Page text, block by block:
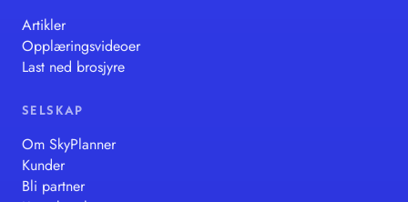
Artikler
Opplæringsvideoer
Last ned brosjyre
SELSKAP
Om SkyPlanner
Kunder
Bli partner